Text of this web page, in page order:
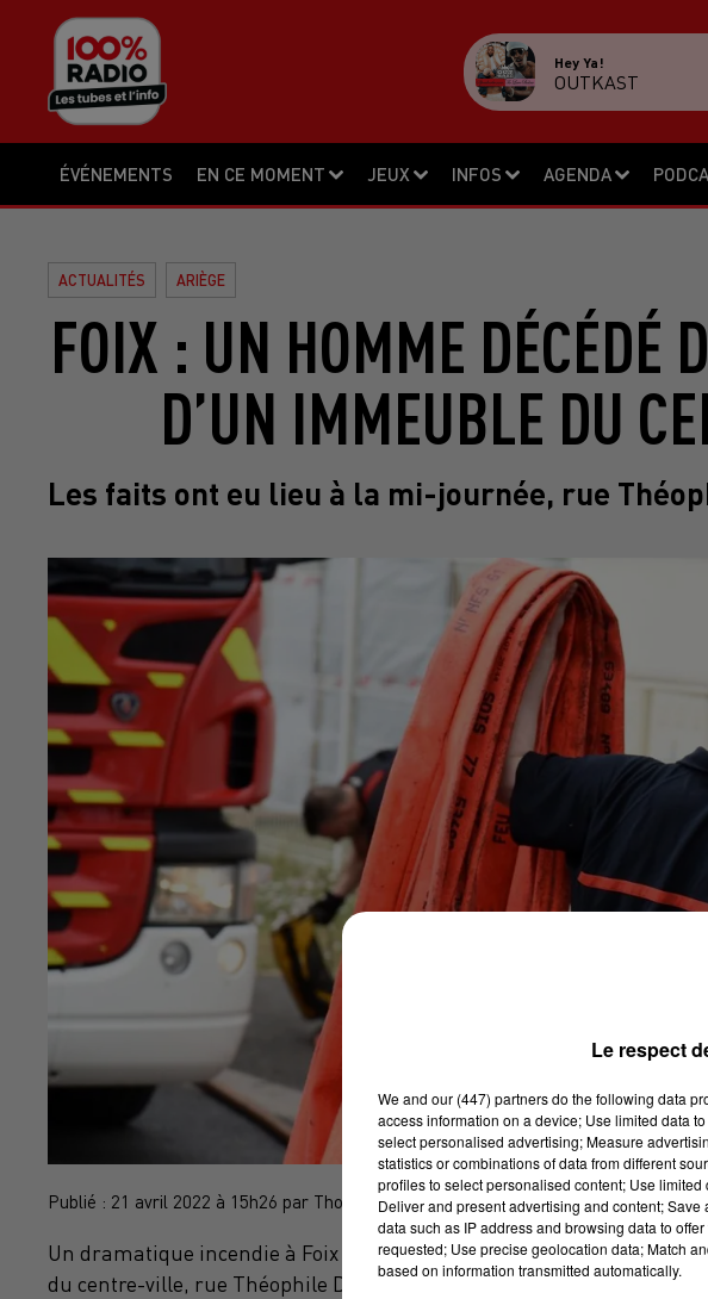
ÉVÉNEMENTS EN CE MOMENT JEUX INFOS AGENDA
Hey Ya!
OUTKAST
ACTUALITÉS ARIÈGE
FOIX : UN HOMME DÉCÉDÉ
D’UN IMMEUBLE DU
Les faits ont eu lieu à la mi-journée, rue
Publié : 21 avril 2022 à 15h26 par Thomas naudi
Un dramatique incendie à Foix en Ariège. Le feu s’est déclaré en fin
du centre-ville, rue Théophile Delcassé.
Le respect
We and our (447) partnersdo the following data
access information on a device; Use limited data
select personalised advertising; Measure
statistics or combinations of data from different
profiles to select personalised content; Use
Deliver and present advertising and content;
data such as IP address and browsing data to
requested; Use precise geolocation data; Match
based on information transmitted automatically.